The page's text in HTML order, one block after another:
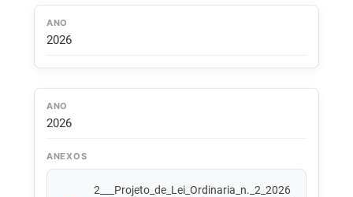
ANO
2026
ANO
2026
ANEXOS
2___Projeto_de_Lei_Ordinaria_n._2_2026